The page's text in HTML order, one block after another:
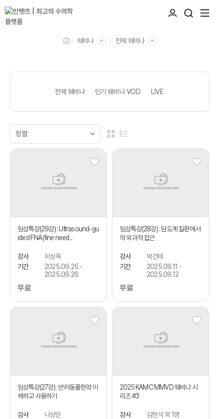
웨비나 전체 웨비나
전체 웨비나 인기 웨비나 VOD LIVE
임상특강(29강) : Ultrasound-gu
ided FNA(fine need...
강사
이성옥
기간
2025.09.25 -
2025.09.26
무료
임상특강(28강) : 담도계 질환에서
의 외과적 접근
강사
박건태
기간
2025.09.11 -
2025.09.12
무료
임상특강(27강) : 반려동물한약 이
해하고 사용하기
강사
나상민
2025 KAMC MMVD 웨비나 시
리즈 #3
강사
김현석 외 1명